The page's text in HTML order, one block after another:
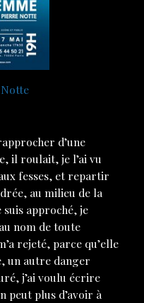
d’une
il roulait, je l’ai vu
fesses, et repartir
au milieu de la
approché, je
nom de toute
rejeté, parce qu’elle
un autre danger
j’ai voulu écrire
peut plus d’avoir à